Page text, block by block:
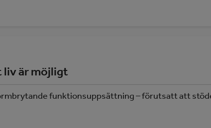
liv är möjligt
funktionsuppsättning – förutsatt att